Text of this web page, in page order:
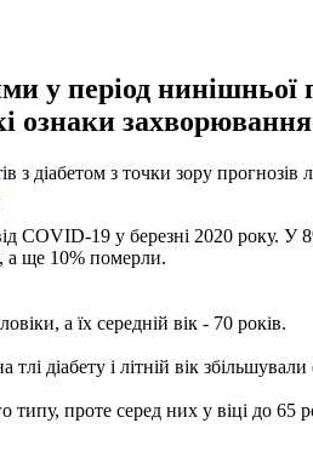
період нинішньої
ознаки
діабетом з точки зору
COVID-19 у березні 2020 року.
а ще 10% померли.
а їх середній вік - 70 років.
діабету і літній вік
проте серед них у віці до 65